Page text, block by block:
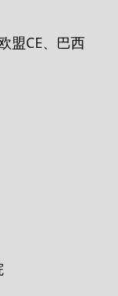
盟CE、巴西